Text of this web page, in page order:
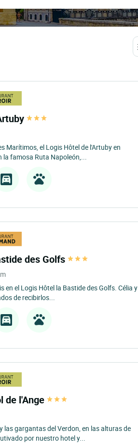
Marítimos, el Logis Hôtel de l'Artuby en
la famosa Ruta Napoleón,...
des Golfs
en el Logis Hôtel la Bastide des Golfs. Célia y
de recibirlos...
de l'Ange
las gargantas del Verdon, en las alturas de
por nuestro hotel y...